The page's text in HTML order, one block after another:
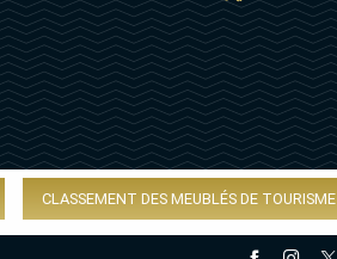
CLASSEMENT DES MEUBLÉS DE TOURISME